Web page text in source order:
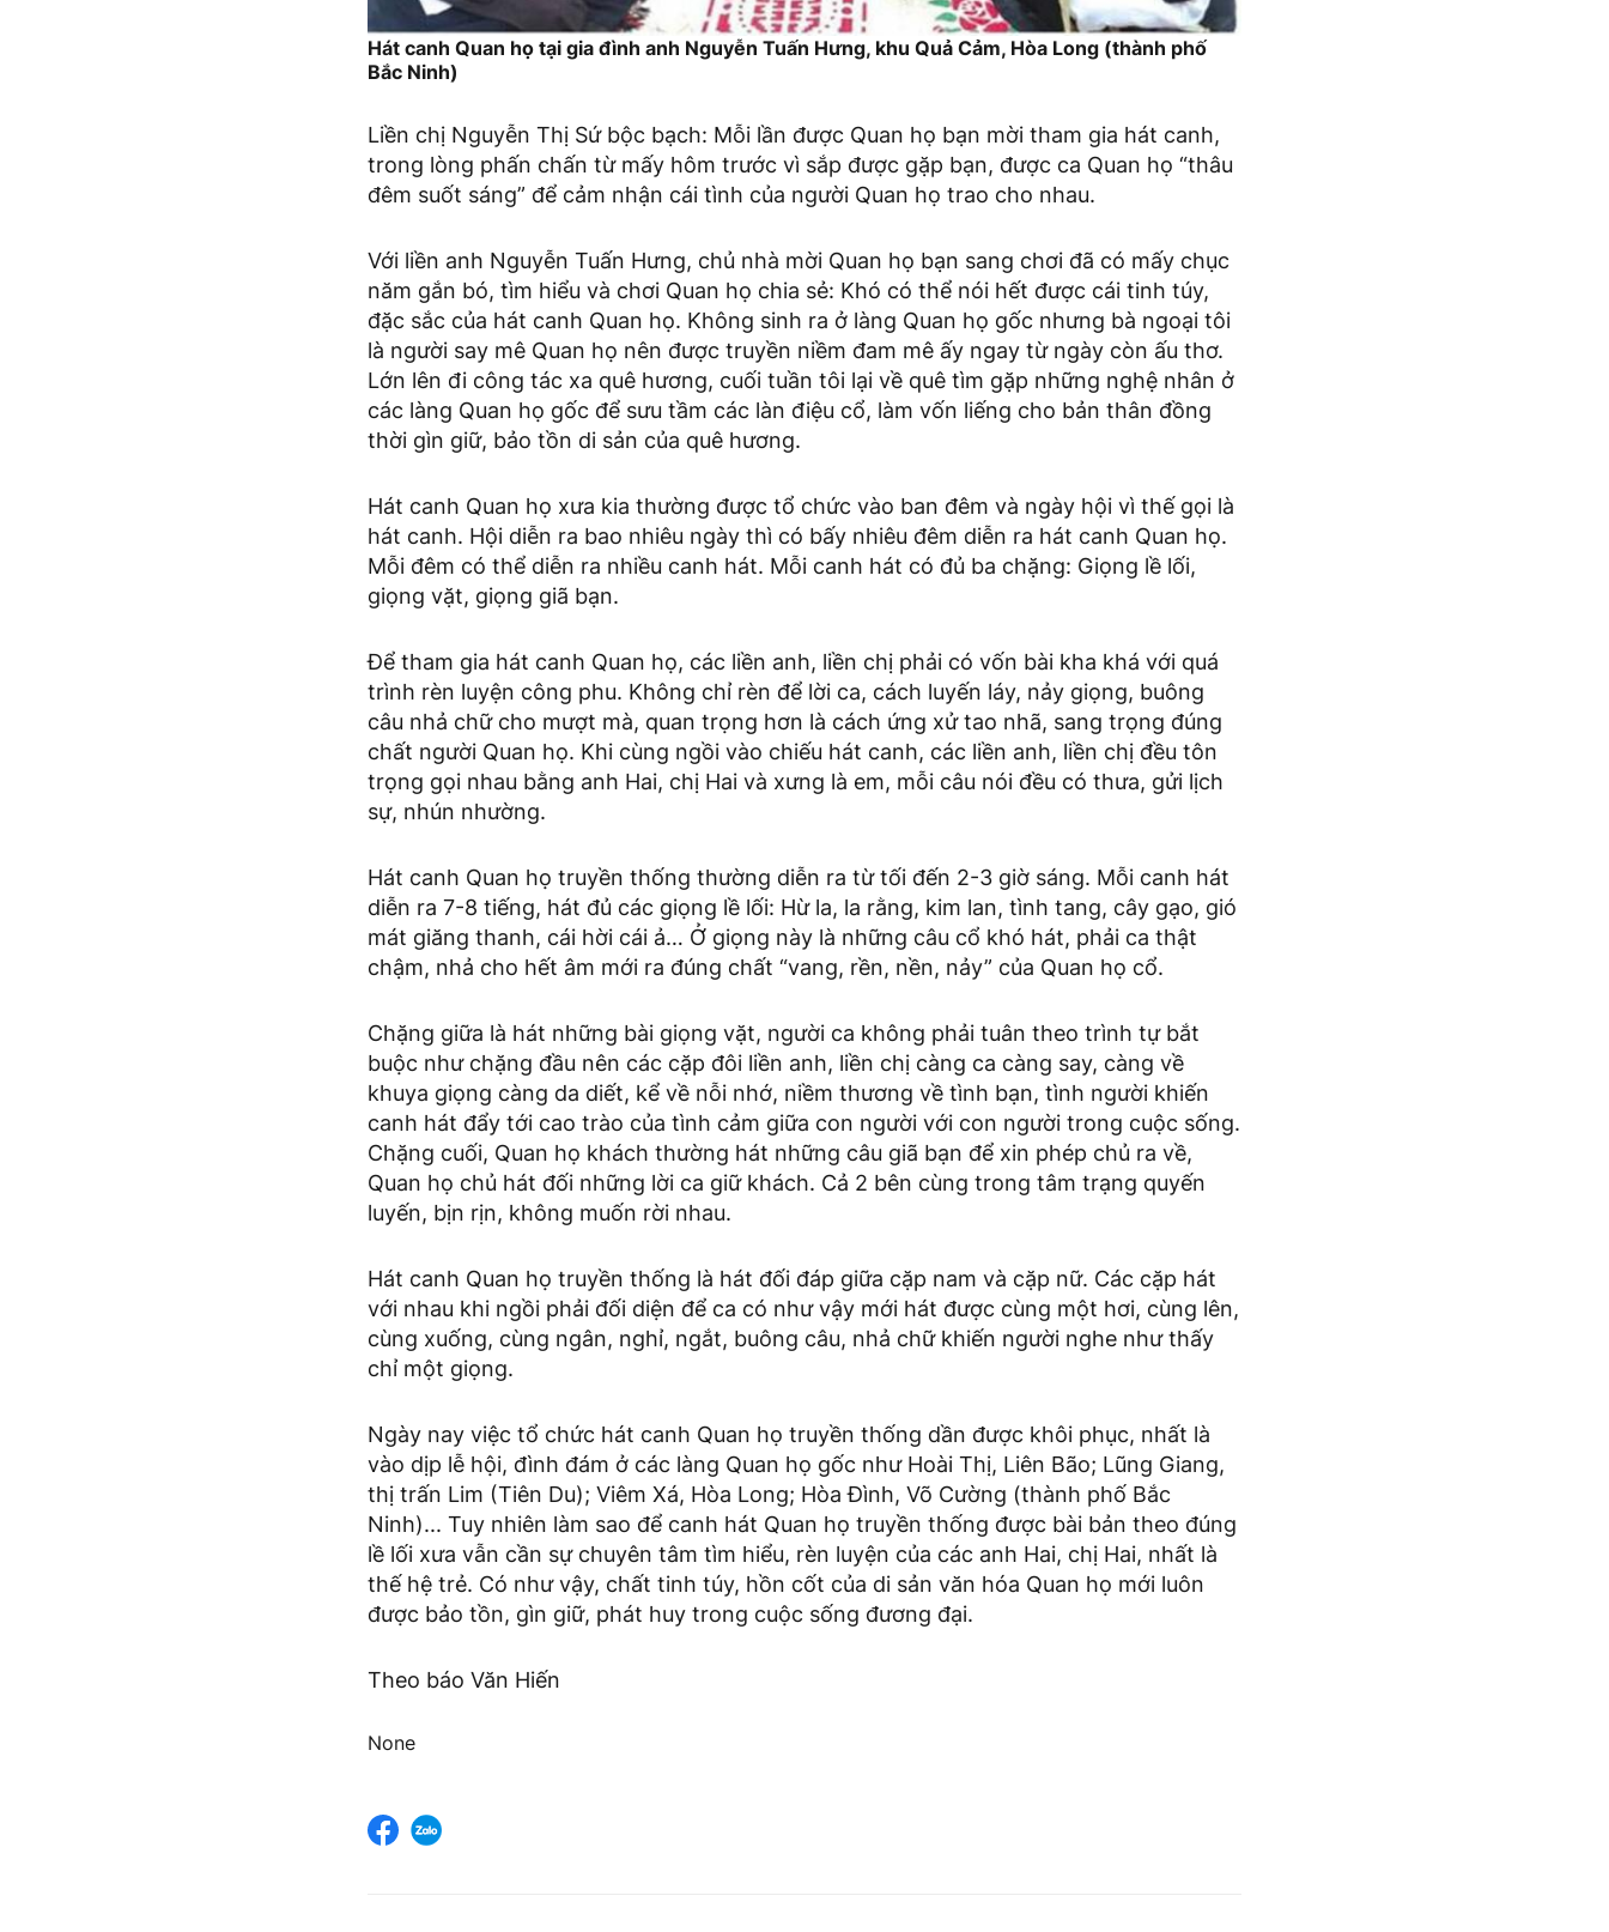
Hát canh Quan họ tại gia đình anh Nguyễn Tuấn Hưng, khu Quả Cảm, Hòa Long (thành phố
Bắc Ninh)
Liền chị Nguyễn Thị Sứ bộc bạch: Mỗi lần được Quan họ bạn mời tham gia hát canh,
trong lòng phấn chấn từ mấy hôm trước vì sắp được gặp bạn, được ca Quan họ “thâu
đêm suốt sáng” để cảm nhận cái tình của người Quan họ trao cho nhau.
Với liền anh Nguyễn Tuấn Hưng, chủ nhà mời Quan họ bạn sang chơi đã có mấy chục
năm gắn bó, tìm hiểu và chơi Quan họ chia sẻ: Khó có thể nói hết được cái tinh túy,
đặc sắc của hát canh Quan họ. Không sinh ra ở làng Quan họ gốc nhưng bà ngoại tôi
là người say mê Quan họ nên được truyền niềm đam mê ấy ngay từ ngày còn ấu thơ.
Lớn lên đi công tác xa quê hương, cuối tuần tôi lại về quê tìm gặp những nghệ nhân ở
các làng Quan họ gốc để sưu tầm các làn điệu cổ, làm vốn liếng cho bản thân đồng
thời gìn giữ, bảo tồn di sản của quê hương.
Hát canh Quan họ xưa kia thường được tổ chức vào ban đêm và ngày hội vì thế gọi là
hát canh. Hội diễn ra bao nhiêu ngày thì có bấy nhiêu đêm diễn ra hát canh Quan họ.
Mỗi đêm có thể diễn ra nhiều canh hát. Mỗi canh hát có đủ ba chặng: Giọng lề lối,
giọng vặt, giọng giã bạn.
Để tham gia hát canh Quan họ, các liền anh, liền chị phải có vốn bài kha khá với quá
trình rèn luyện công phu. Không chỉ rèn để lời ca, cách luyến láy, nảy giọng, buông
câu nhả chữ cho mượt mà, quan trọng hơn là cách ứng xử tao nhã, sang trọng đúng
chất người Quan họ. Khi cùng ngồi vào chiếu hát canh, các liền anh, liền chị đều tôn
trọng gọi nhau bằng anh Hai, chị Hai và xưng là em, mỗi câu nói đều có thưa, gửi lịch
sự, nhún nhường.
Hát canh Quan họ truyền thống thường diễn ra từ tối đến 2-3 giờ sáng. Mỗi canh hát
diễn ra 7-8 tiếng, hát đủ các giọng lề lối: Hừ la, la rằng, kim lan, tình tang, cây gạo, gió
mát giăng thanh, cái hời cái ả… Ở giọng này là những câu cổ khó hát, phải ca thật
chậm, nhả cho hết âm mới ra đúng chất “vang, rền, nền, nảy” của Quan họ cổ.
Chặng giữa là hát những bài giọng vặt, người ca không phải tuân theo trình tự bắt
buộc như chặng đầu nên các cặp đôi liền anh, liền chị càng ca càng say, càng về
khuya giọng càng da diết, kể về nỗi nhớ, niềm thương về tình bạn, tình người khiến
canh hát đẩy tới cao trào của tình cảm giữa con người với con người trong cuộc sống.
Chặng cuối, Quan họ khách thường hát những câu giã bạn để xin phép chủ ra về,
Quan họ chủ hát đối những lời ca giữ khách. Cả 2 bên cùng trong tâm trạng quyến
luyến, bịn rịn, không muốn rời nhau.
Hát canh Quan họ truyền thống là hát đối đáp giữa cặp nam và cặp nữ. Các cặp hát
với nhau khi ngồi phải đối diện để ca có như vậy mới hát được cùng một hơi, cùng lên,
cùng xuống, cùng ngân, nghỉ, ngắt, buông câu, nhả chữ khiến người nghe như thấy
chỉ một giọng.
Ngày nay việc tổ chức hát canh Quan họ truyền thống dần được khôi phục, nhất là
vào dịp lễ hội, đình đám ở các làng Quan họ gốc như Hoài Thị, Liên Bão; Lũng Giang,
thị trấn Lim (Tiên Du); Viêm Xá, Hòa Long; Hòa Đình, Võ Cường (thành phố Bắc
Ninh)... Tuy nhiên làm sao để canh hát Quan họ truyền thống được bài bản theo đúng
lề lối xưa vẫn cần sự chuyên tâm tìm hiểu, rèn luyện của các anh Hai, chị Hai, nhất là
thế hệ trẻ. Có như vậy, chất tinh túy, hồn cốt của di sản văn hóa Quan họ mới luôn
được bảo tồn, gìn giữ, phát huy trong cuộc sống đương đại.
Theo báo Văn Hiến
None